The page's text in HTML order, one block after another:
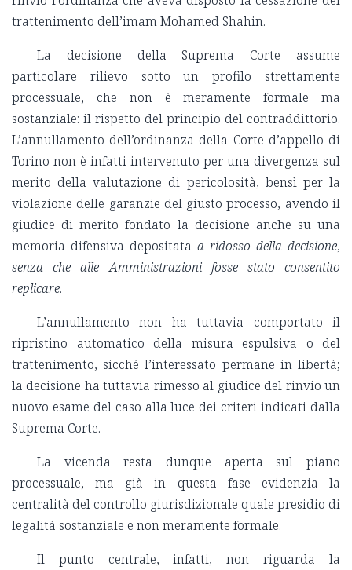
trattenimento dell’imam Mohamed Shahin.
La decisione della Suprema Corte assume
particolare rilievo sotto un profilo strettamente
processuale, che non è meramente formale ma
sostanziale: il rispetto del principio del contraddittorio.
L’annullamento dell’ordinanza della Corte d’appello di
Torino non è infatti intervenuto per una divergenza sul
merito della valutazione di pericolosità, bensì per la
violazione delle garanzie del giusto processo, avendo il
giudice di merito fondato la decisione anche su una
memoria difensiva depositata a ridosso della decisione,
senza che alle Amministrazioni fosse stato consentito
replicare.
L’annullamento non ha tuttavia comportato il
ripristino automatico della misura espulsiva o del
trattenimento, sicché l’interessato permane in libertà;
la decisione ha tuttavia rimesso al giudice del rinvio un
nuovo esame del caso alla luce dei criteri indicati dalla
Suprema Corte.
La vicenda resta dunque aperta sul piano
processuale, ma già in questa fase evidenzia la
centralità del controllo giurisdizionale quale presidio di
legalità sostanziale e non meramente formale.
Il punto centrale, infatti, non riguarda la